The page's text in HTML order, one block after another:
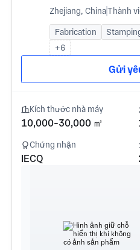
Zhejiang, ChinaThành
Fabrication
+6
Gửi
Kích thước nhà máy
10,000-30,000 ㎡
Chứng nhận
IECQ